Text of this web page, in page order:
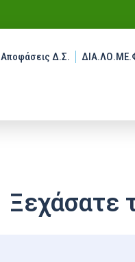
Αποφάσεις Δ.Σ.
Ξεχάσατε